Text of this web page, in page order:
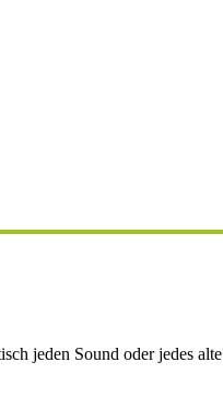
jeden Sound oder jedes